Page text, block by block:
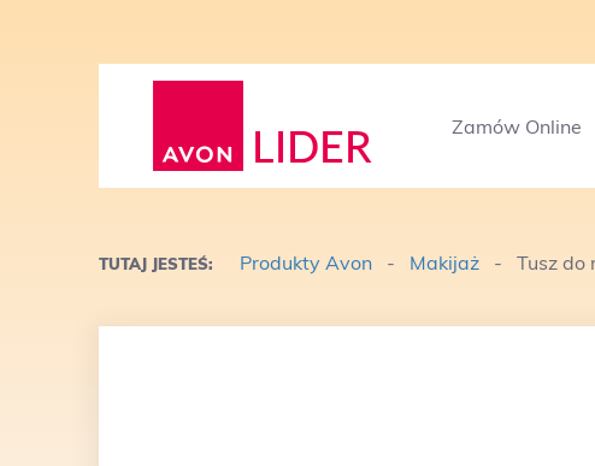
Zamów Online
TUTAJ JESTEŚ: Produkty Avon - Makijaż - Tusz do